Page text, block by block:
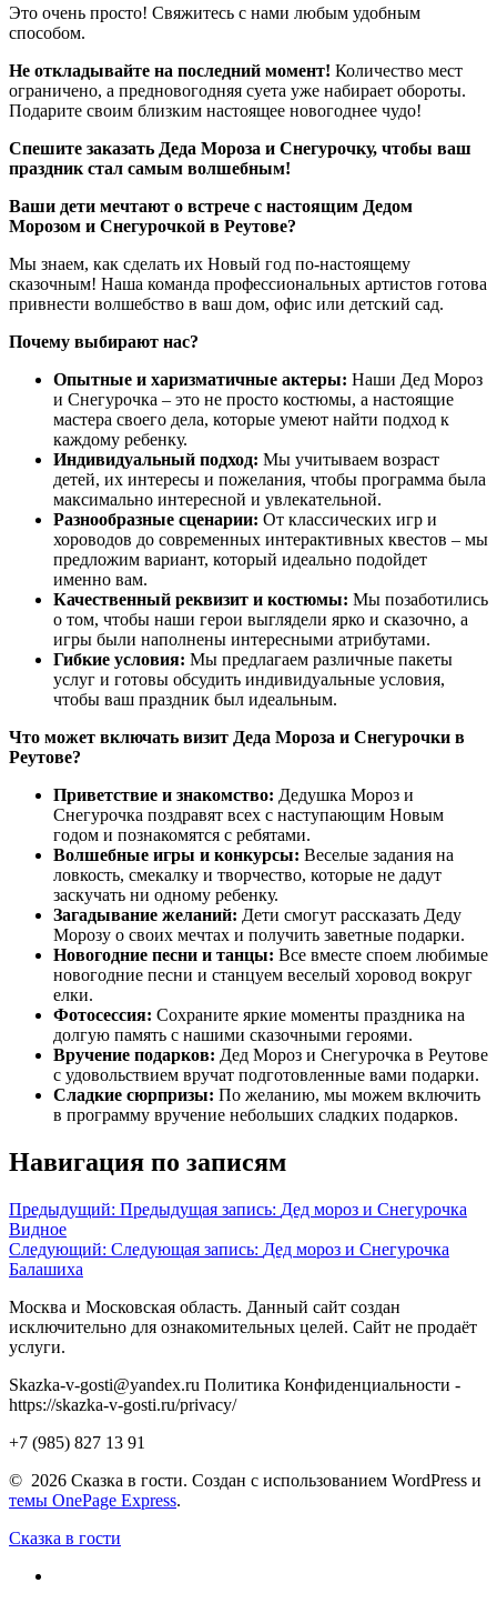
Это очень просто! Свяжитесь с нами любым удобным
способом.
Не откладывайте на последний момент! Количество мест
ограничено, а предновогодняя суета уже набирает обороты.
Подарите своим близким настоящее новогоднее чудо!
Спешите заказать Деда Мороза и Снегурочку, чтобы ваш
праздник стал самым волшебным!
Ваши дети мечтают о встрече с настоящим Дедом
Морозом и Снегурочкой в Реутове?
Мы знаем, как сделать их Новый год по-настоящему
сказочным! Наша команда профессиональных артистов готова
привнести волшебство в ваш дом, офис или детский сад.
Почему выбирают нас?
Опытные и харизматичные актеры: Наши Дед Мороз
и Снегурочка – это не просто костюмы, а настоящие
мастера своего дела, которые умеют найти подход к
каждому ребенку.
Индивидуальный подход: Мы учитываем возраст
детей, их интересы и пожелания, чтобы программа была
максимально интересной и увлекательной.
Разнообразные сценарии: От классических игр и
хороводов до современных интерактивных квестов – мы
предложим вариант, который идеально подойдет
именно вам.
Качественный реквизит и костюмы: Мы позаботились
о том, чтобы наши герои выглядели ярко и сказочно, а
игры были наполнены интересными атрибутами.
Гибкие условия: Мы предлагаем различные пакеты
услуг и готовы обсудить индивидуальные условия,
чтобы ваш праздник был идеальным.
Что может включать визит Деда Мороза и Снегурочки в
Реутове?
Приветствие и знакомство: Дедушка Мороз и
Снегурочка поздравят всех с наступающим Новым
годом и познакомятся с ребятами.
Волшебные игры и конкурсы: Веселые задания на
ловкость, смекалку и творчество, которые не дадут
заскучать ни одному ребенку.
Загадывание желаний: Дети смогут рассказать Деду
Морозу о своих мечтах и получить заветные подарки.
Новогодние песни и танцы: Все вместе споем любимые
новогодние песни и станцуем веселый хоровод вокруг
елки.
Фотосессия: Сохраните яркие моменты праздника на
долгую память с нашими сказочными героями.
Вручение подарков: Дед Мороз и Снегурочка в Реутове
с удовольствием вручат подготовленные вами подарки.
Сладкие сюрпризы: По желанию, мы можем включить
в программу вручение небольших сладких подарков.
Навигация по записям
Предыдущий: Предыдущая запись: Дед мороз и Снегурочка
Видное
Следующий: Следующая запись: Дед мороз и Снегурочка
Балашиха
Москва и Московская область. Данный сайт создан
исключительно для ознакомительных целей. Сайт не продаёт
услуги.
Skazka-v-gosti@yandex.ru Политика Конфиденциальности -
https://skazka-v-gosti.ru/privacy/
+7 (985) 827 13 91
© 2026 Сказка в гости. Создан с использованием WordPress и
темы OnePage Express.
Сказка в гости